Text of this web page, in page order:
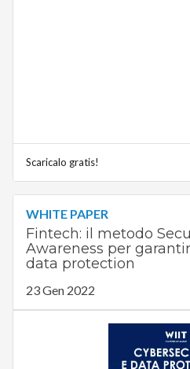
Scaricalo gratis!
WHITE PAPER
Fintech: il metodo
Awareness per
data protection
23 Gen 2022